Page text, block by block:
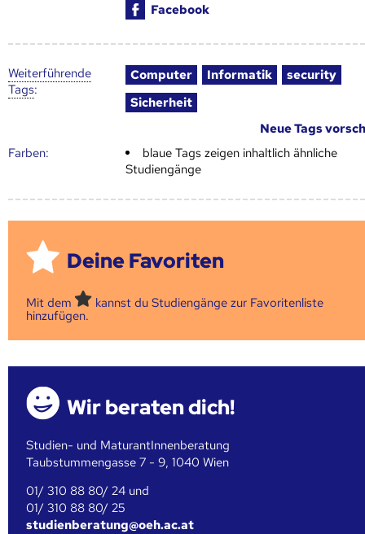
Facebook
Weiter­führende
Tags:
Computer Informatik
security
Sicherheit
Neue Tags
Farben:
blaue Tags zeigen inhaltlich ähnliche
Studiengänge
Deine Favoriten
Mit dem
kannst du Studiengänge zur Favoritenliste
hinzufügen.
Wir beraten dich!
Studien- und MaturantInnenberatung
Taubstummengasse 7 - 9, 1040 Wien
01/ 310 88 80/ 24 und
01/ 310 88 80/ 25
studienberatung@oeh.ac.at